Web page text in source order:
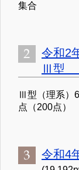
集合
令和2
Ⅲ型
Ⅲ型（理系
点（200点）
令和4